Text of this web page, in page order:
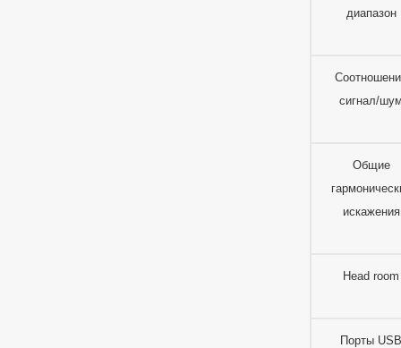
диапазон
сигнал/
Общие
искажения
Head room
Порты